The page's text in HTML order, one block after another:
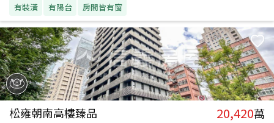
有裝潢 有陽台 房間皆有窗
松雍朝南高樓臻品 20,420萬